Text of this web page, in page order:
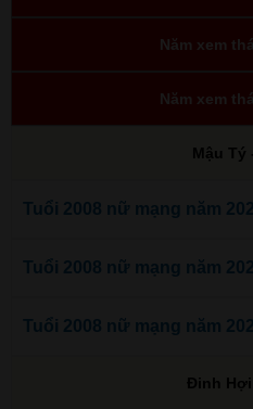
Năm xem
Năm xem
Mậu Tý
Tuổi 2008 nữ mạng năm
Tuổi 2008 nữ mạng năm
Tuổi 2008 nữ mạng năm
Đinh Hợi